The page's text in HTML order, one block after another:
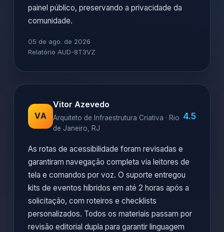
painel público, preservando a privacidade da
comunidade.
05 de ago. de 2026
Relatório AUD-8T3VZ
VA
Vitor Azevedo
Arquiteto de Infraestrutura Criativa · Rio
de Janeiro, RJ
4.5
As rotas de acessibilidade foram revisadas e
garantiram navegação completa via leitores de
tela e comandos por voz. O suporte entregou
kits de eventos híbridos em até 2 horas após a
solicitação, com roteiros e checklists
personalizados. Todos os materiais passam por
revisão editorial dupla para garantir linguagem